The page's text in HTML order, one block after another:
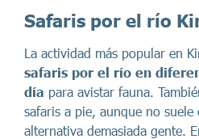
Safaris por el río
La actividad más popular en
safaris por el río en
día para avistar fauna.
safaris a pie, aunque no
alternativa demasiada gente.